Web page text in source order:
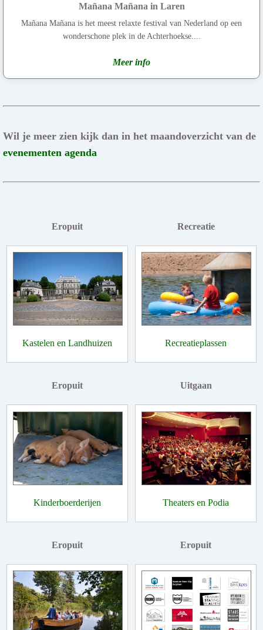
Mañana Mañana in Laren
Mañana Mañana is het meest relaxte festival van Nederland op een
wonderschone plek in de Achterhoekse....
Meer info
Wil je meer zien kijk dan in het maandoverzicht van de
evenementen agenda
Eropuit
Kastelen en Landhuizen
Recreatie
Recreatieplassen
Eropuit
Kinderboerderijen
Uitgaan
Theaters en Podia
Eropuit Eropuit